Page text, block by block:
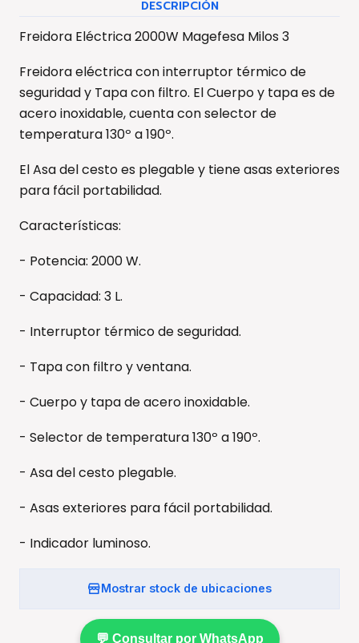
DESCRIPCIÓN
Freidora Eléctrica 2000W Magefesa Milos 3
Freidora eléctrica con interruptor térmico de
seguridad y Tapa con filtro. El Cuerpo y tapa es de
acero inoxidable, cuenta con selector de
temperatura 130º a 190º.
El Asa del cesto es plegable y tiene asas exteriores
para fácil portabilidad.
Características:
- Potencia: 2000 W.
- Capacidad: 3 L.
- Interruptor térmico de seguridad.
- Tapa con filtro y ventana.
- Cuerpo y tapa de acero inoxidable.
- Selector de temperatura 130º a 190º.
- Asa del cesto plegable.
- Asas exteriores para fácil portabilidad.
- Indicador luminoso.
Mostrar stock de ubicaciones
💬 Consultar por WhatsApp